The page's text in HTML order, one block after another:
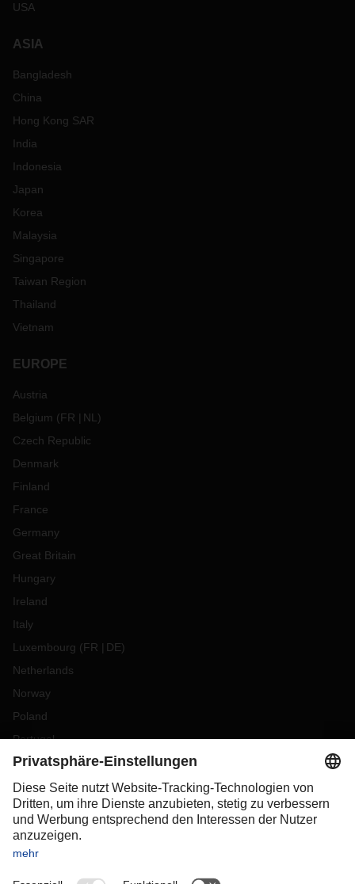
USA
ASIA
Bangladesh
China
Hong Kong SAR
India
Indonesia
Japan
Korea
Malaysia
Singapore
Taiwan Region
Thailand
Vietnam
EUROPE
Austria
Belgium (FR NL )
Czech Republic
Denmark
Finland
France
Germany
Great Britain
Hungary
Ireland
Italy
Luxembourg (FR DE)
Netherlands
Norway
Poland
Portugal
Romania
Slovakia
Spain
Sweden
Switzerland